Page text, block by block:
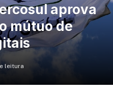
aprova
mútuo de
leitura